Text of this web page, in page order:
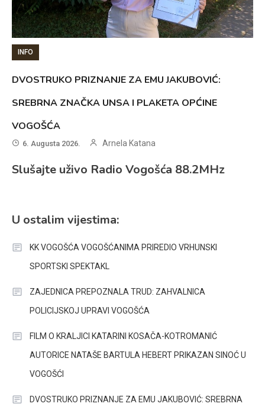
INFO
DVOSTRUKO PRIZNANJE ZA EMU JAKUBOVIĆ:
SREBRNA ZNAČKA UNSA I PLAKETA OPĆINE
VOGOŠĆA
6. Augusta 2026. Arnela Katana
Slušajte uživo Radio Vogošća 88.2MHz
U ostalim vijestima:
KK VOGOŠĆA VOGOŠĆANIMA PRIREDIO VRHUNSKI
SPORTSKI SPEKTAKL
ZAJEDNICA PREPOZNALA TRUD: ZAHVALNICA
POLICIJSKOJ UPRAVI VOGOŠĆA
FILM O KRALJICI KATARINI KOSAČA-KOTROMANIĆ
AUTORICE NATAŠE BARTULA HEBERT PRIKAZAN SINOĆ U
VOGOŠĆI
DVOSTRUKO PRIZNANJE ZA EMU JAKUBOVIĆ: SREBRNA